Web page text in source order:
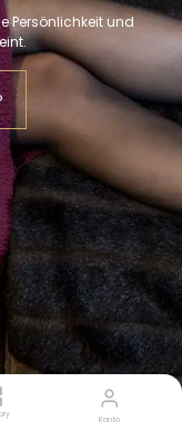
Konto
Persönlichkeit und